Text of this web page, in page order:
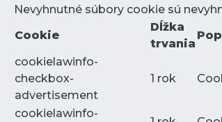
Nevyhnutné súbory cookie sú
Cookie
Dĺžka
trvania
cookielawinfo-
checkbox-
advertisement
1 rok
cookielawinfo-